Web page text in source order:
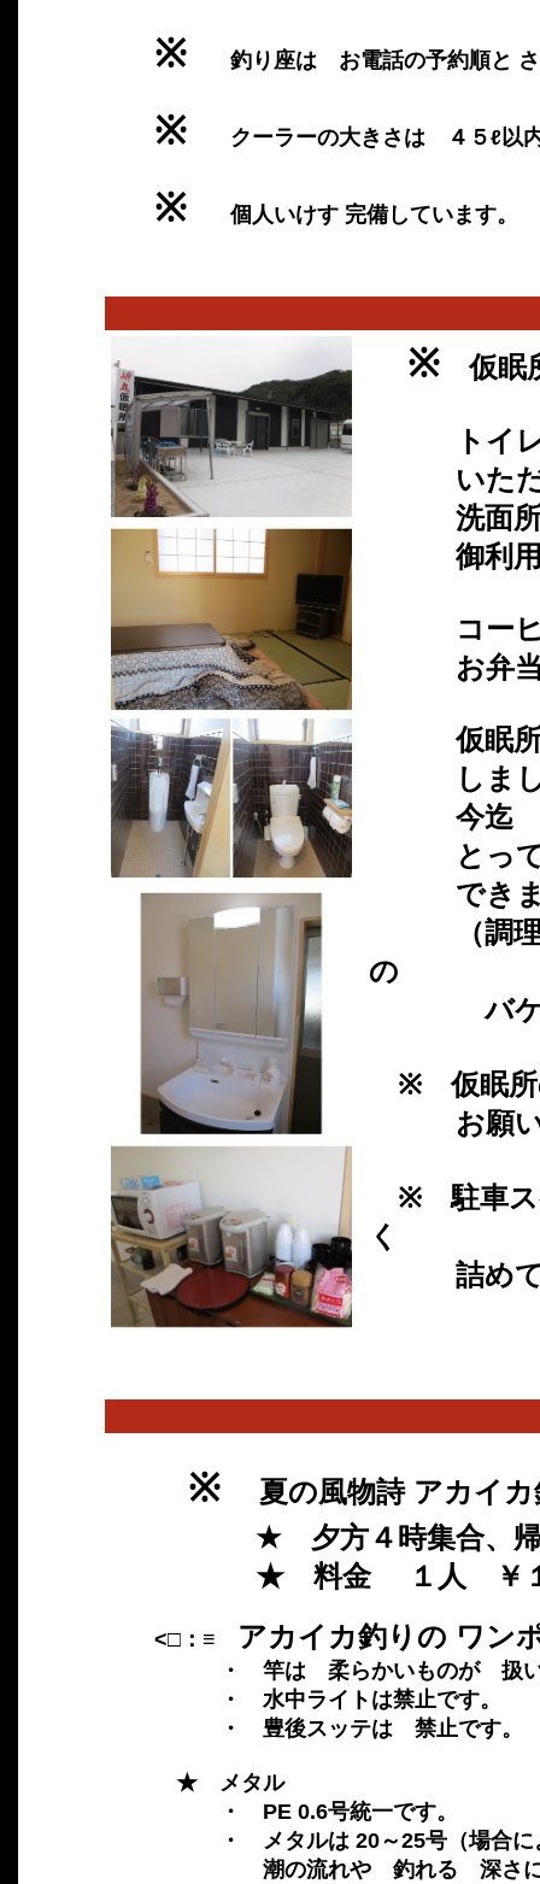
※ 釣り座は お電話の予約順と さ
※ クーラーの大きさは ４５ℓ以
※ 個人いけす 完備しています。
※ 仮眠
トイレ
いただ
洗面所
御利用
コーヒー
お弁当
仮眠所
しまし
今迄 船
とって
できま
（調理し
の
バケツに
※ 仮眠所
お願い
※ 駐車ス
く
詰めて
※
夏の風物詩 アカイ
★ 夕方４時集合、帰港
★ 料金 １人 ￥１３
<□：≡ アカイカ釣りの ワン
・ 竿は 柔らかいものが 扱いや
・ 水中ライトは禁止です。
・ 豊後スッテは 禁止です。
★ メタル
・ PE 0.6号統一です。
・ メタルは 20～25号（場合によ
潮の流れや 釣れる 深さによっ